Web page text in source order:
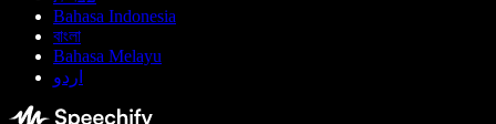
Bahasa Indonesia
বাংলা
Bahasa Melayu
اردو